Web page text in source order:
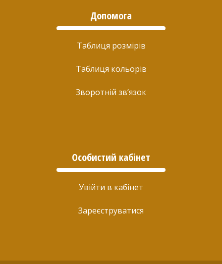
Допомога
Таблиця розмірів
Таблиця кольорів
Зворотній зв’язок
Особистий кабінет
Увійти в кабінет
Зареєструватися